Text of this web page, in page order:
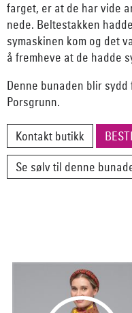
farget, er at de har vide
nede. Beltestakken
symaskinen kom og det
å fremheve at de hadde
Denne bunaden blir
Porsgrunn.
Kontakt butikk
Se sølv til denne